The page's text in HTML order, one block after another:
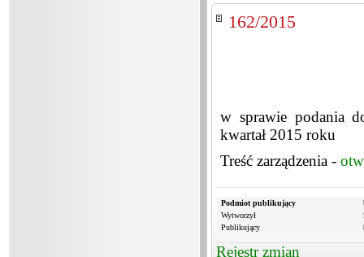
162/2015
w sprawie podania
kwartał 2015 roku
Treść zarządzenia -
Podmiot publikujący
Wytworzył
Publikujący
Rejestr zmian